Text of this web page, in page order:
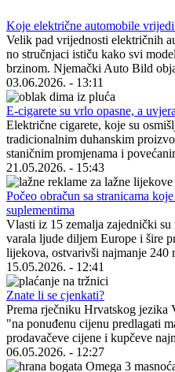
Koje električne automobile
Velik pad vrijednosti električnih
no stručnjaci ističu kako svi
brzinom. Njemački Auto Bild
03.06.2026. - 13:11
E-cigarete su vrlo opasne, a
Električne cigarete, koje su
tradicionalnim duhanskim
staničnim promjenama i
21.05.2026. - 15:43
Počeo obračun sa stranicama
suplementima
Vlasti iz 15 zemalja zajednički
varala ljude diljem Europe i šire
lijekova, ostvarivši najmanje
15.05.2026. - 12:41
Znate li se cjenkati?
Prema rječniku Hrvatskog jezika
"na ponuđenu cijenu predlagati
prodavačeve cijene i kupčeve
06.05.2026. - 12:27